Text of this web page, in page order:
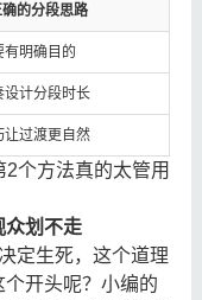
的分段思路
有明确目的
设计分段时长
让过渡更自然
个方法真的太管用
众划不走
定生死，这个道理
开头呢？小编的